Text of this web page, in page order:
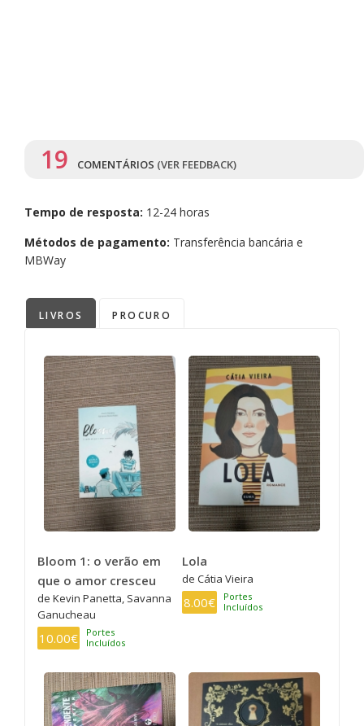
19 COMENTÁRIOS (VER FEEDBACK)
Tempo de resposta: 12-24 horas
Métodos de pagamento: Transferência bancária e
MBWay
LIVROS PROCURO
Bloom 1: o verão em
que o amor cresceu
de Kevin Panetta, Savanna
Ganucheau
10.00€
Portes
Incluídos
Lola
de Cátia Vieira
8.00€
Portes
Incluídos